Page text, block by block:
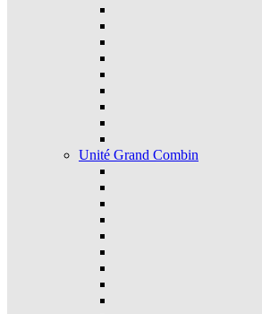
Unité Grand Combin